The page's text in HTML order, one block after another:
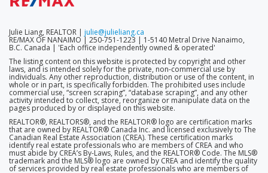
Julie Liang, REALTOR | julie@julieliang.ca
RE/MAX OF NANAIMO | 250-751-1223 | 1-5140 Metral Drive Nanaimo,
B.C. Canada | 'Each office independently owned & operated'
The listing content on this website is protected by copyright and other
laws, and is intended solely for the private, non-commercial use by
individuals. Any other reproduction, distribution or use of the content, in
whole or in part, is specifically forbidden. The prohibited uses include
commercial use, “screen scraping”, “database scraping”, and any other
activity intended to collect, store, reorganize or manipulate data on the
pages produced by or displayed on this website.
REALTOR®, REALTORS®, and the REALTOR® logo are certification marks
that are owned by REALTOR® Canada Inc. and licensed exclusively to The
Canadian Real Estate Association (CREA). These certification marks
identify real estate professionals who are members of CREA and who
must abide by CREA’s By-Laws, Rules, and the REALTOR® Code. The MLS®
trademark and the MLS® logo are owned by CREA and identify the quality
of services provided by real estate professionals who are members of